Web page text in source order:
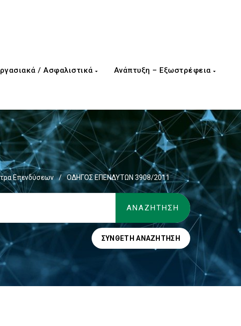
/ Ασφαλιστικά Ανάπτυξη – Εξωστρέφεια
Επενδύσεων / ΟΔΗΓΟΣ ΕΠΕΝΔΥΤΩΝ 3908/2011
ΣΎΝΘΕΤΗ ΑΝΑΖΉΤΗΣΗ